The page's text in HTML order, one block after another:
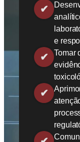
e
Tomar